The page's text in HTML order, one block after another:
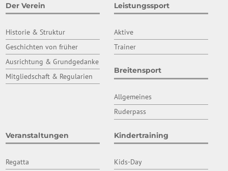
Der Verein
Historie & Struktur
Geschichten von früher
Ausrichtung & Grundgedanke
Mitgliedschaft & Regularien
Leistungssport
Aktive
Trainer
Breitensport
Allgemeines
Ruderpass
Veranstaltungen
Regatta
Kindertraining
Kids-Day